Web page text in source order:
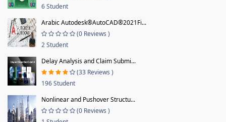
6 Student
Arabic Autodesk®AutoCAD®2021Fi...
(0 Reviews )
2 Student
Delay Analysis and Claim Submi...
(33 Reviews )
196 Student
Nonlinear and Pushover Structu...
(0 Reviews )